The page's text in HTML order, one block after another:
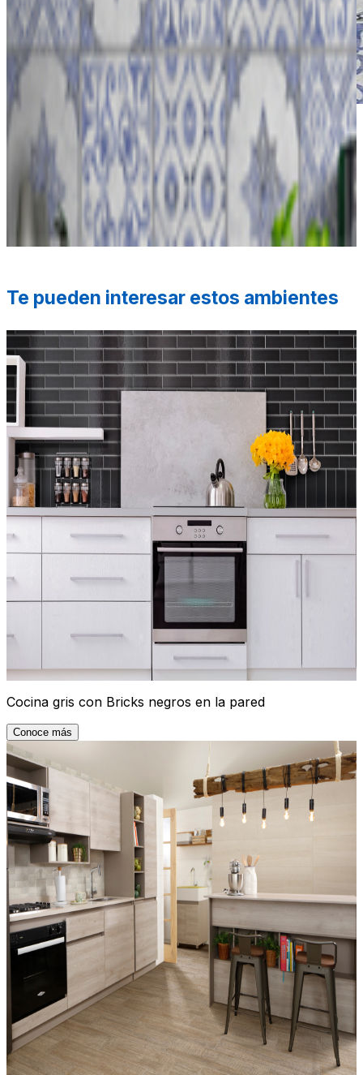
*Las fotografías de productos y ambientes son
ilustrativas, algunos atributos de color y textura pueden
variar de acuerdo a la resolución de tu pantalla y diferir
de la realidad. Los elementos de ambientación no se
incluyen en la compra.
Te pueden interesar estos ambientes
Cocina gris con Bricks negros en la pared
Conoce más